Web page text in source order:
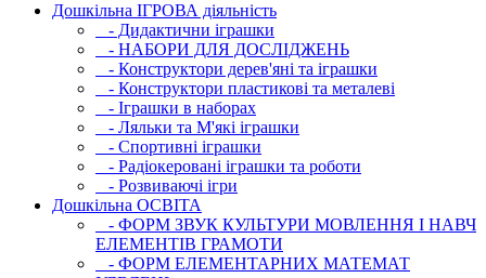
Дошкільна ІГРОВА діяльність
- Дидактични іграшки
- НАБОРИ ДЛЯ ДОСЛІДЖЕНЬ
- Конструктори дерев'яні та іграшки
- Конструктори пластикові та металеві
- Іграшки в наборах
- Ляльки та М'які іграшки
- Спортивні іграшки
- Радіокеровані іграшки та роботи
- Розвиваючі ігри
Дошкільна ОСВIТА
- ФОРМ ЗВУК КУЛЬТУРИ МОВЛЕННЯ І НАВЧ
ЕЛЕМЕНТІВ ГРАМОТИ
- ФОРМ ЕЛЕМЕНТАРНИХ МАТЕМАТ